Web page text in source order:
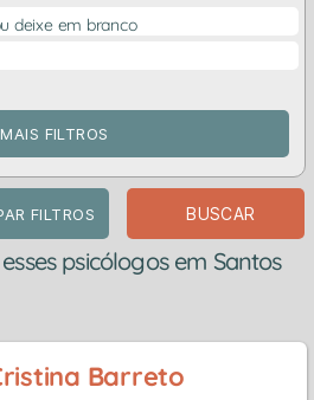
deixe em branco
MAIS FILTROS
FILTROS BUSCAR
psicólogos em Santos
Barreto